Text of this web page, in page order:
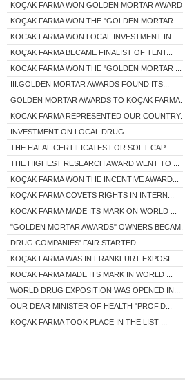
KOÇAK FARMA WON GOLDEN MORTAR AWARD...
KOÇAK FARMA WON THE "GOLDEN MORTAR ...
KOCAK FARMA WON LOCAL INVESTMENT IN...
KOÇAK FARMA BECAME FINALIST OF TENT...
KOCAK FARMA WON THE "GOLDEN MORTAR ...
III.GOLDEN MORTAR AWARDS FOUND ITS...
GOLDEN MORTAR AWARDS TO KOÇAK FARMA...
KOCAK FARMA REPRESENTED OUR COUNTRY...
INVESTMENT ON LOCAL DRUG
THE HALAL CERTIFICATES FOR SOFT CAP...
THE HIGHEST RESEARCH AWARD WENT TO ...
KOÇAK FARMA WON THE INCENTIVE AWARD...
KOÇAK FARMA COVETS RIGHTS IN INTERN...
KOCAK FARMA MADE ITS MARK ON WORLD ...
"GOLDEN MORTAR AWARDS" OWNERS BECAM...
DRUG COMPANIES' FAIR STARTED
KOÇAK FARMA WAS IN FRANKFURT EXPOSI...
KOCAK FARMA MADE ITS MARK IN WORLD ...
WORLD DRUG EXPOSITION WAS OPENED IN...
OUR DEAR MINISTER OF HEALTH "PROF.D...
KOÇAK FARMA TOOK PLACE IN THE LIST ...